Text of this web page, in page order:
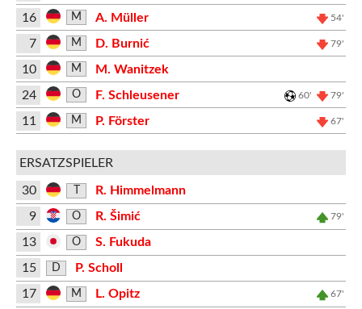
16
M A. Müller 54'
7 M D. Burnić 79'
10 M
M. Wanitzek
24
O F. Schleusener 60' 79'
11 M P. Förster 67'
ERSATZSPIELER
30
R. Himmelmann
9
O R. Šimić 79'
13 O
S. Fukuda
15
D
P. Scholl
17
M L. Opitz 67'